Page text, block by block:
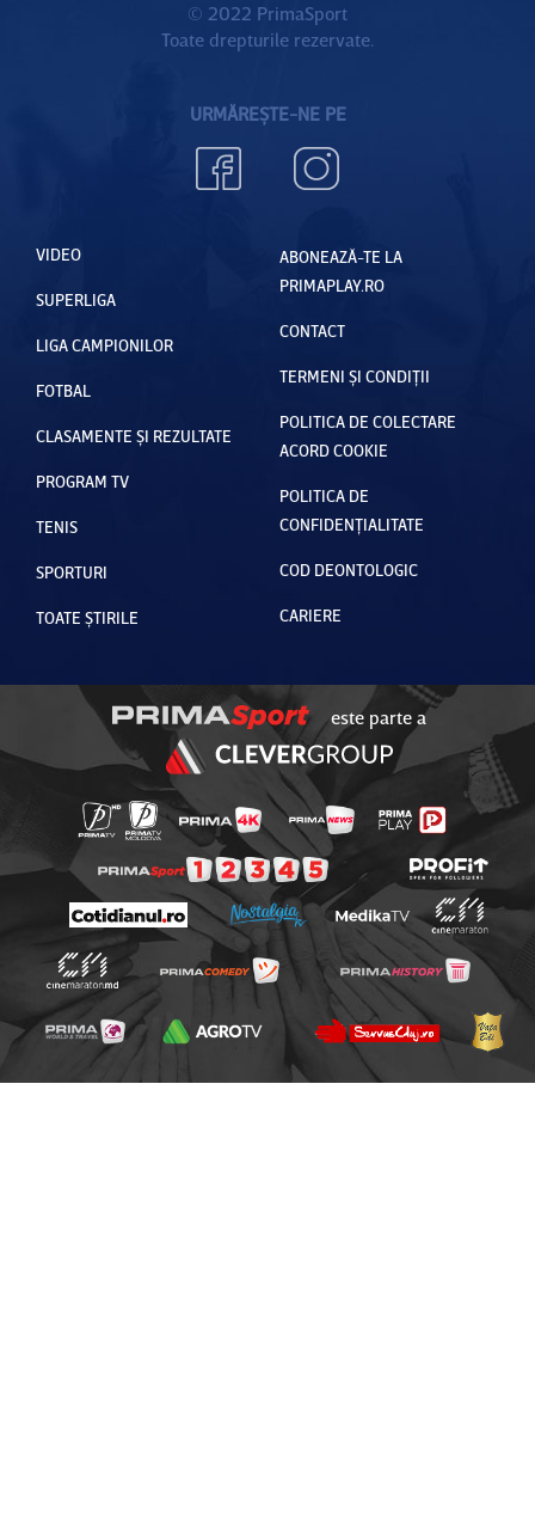
© 2022 PrimaSport
Toate drepturile rezervate.
URMĂREȘTE-NE PE
VIDEO
SUPERLIGA
LIGA CAMPIONILOR
FOTBAL
CLASAMENTE ȘI REZULTATE
PROGRAM TV
TENIS
SPORTURI
TOATE ȘTIRILE
ABONEAZĂ-TE LA
PRIMAPLAY.RO
CONTACT
TERMENI ȘI CONDIȚII
POLITICA DE COLECTARE
ACORD COOKIE
POLITICA DE
CONFIDENȚIALITATE
COD DEONTOLOGIC
CARIERE
este parte a